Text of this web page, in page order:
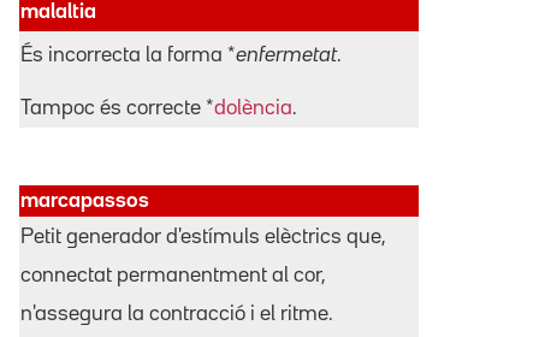
malaltia
És incorrecta la forma *enfermetat.
Tampoc és correcte *dolència.
marcapassos
Petit generador d'estímuls elèctrics que,
connectat permanentment al cor,
n'assegura la contracció i el ritme.